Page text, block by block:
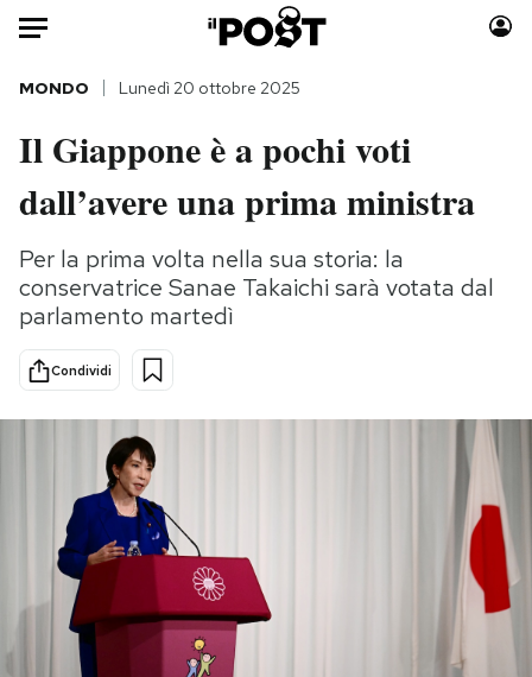
Auto
HOME
Italia
Politica
Tecnologia
Scienza
Economia
Sport
Moda
Consumismi
Storie/Idee
PODCAST
NEWSLETTER
MONDO Lunedì 20 ottobre 2025
Il Giappone è a pochi voti
dall’avere una prima ministra
Per la prima volta nella sua storia: la
conservatrice Sanae Takaichi sarà votata dal
parlamento martedì
Condividi